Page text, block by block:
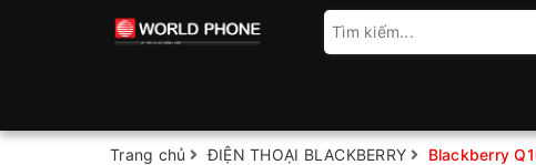
Trang chủ ĐIỆN THOẠI BLACKBERRY Blackberry